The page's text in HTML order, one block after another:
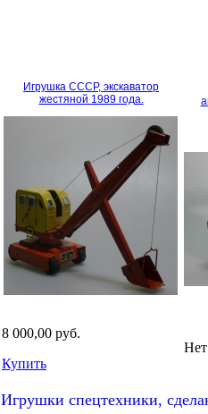
Игрушка СССР, экскаватор
жестяной 1989 года.
8 000,00 руб.
Купить
Игрушки спецтехники,